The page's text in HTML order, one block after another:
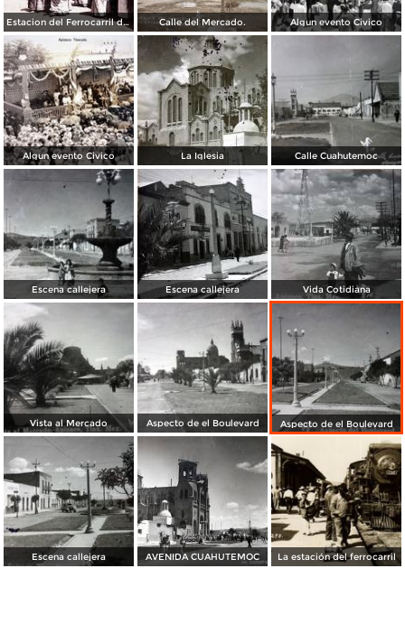
Estacion del Ferrocarril de Apizaco, Tlaxcala por el Fotógrafo Abel Briquet.. Calle del Mercado. Algun evento Civico
Algun evento Civico La Iglesia Calle Cuahutemoc
Escena callejera Escena callejera Vida Cotidiana
Vista al Mercado Aspecto de el Boulevard Aspecto de el Boulevard
Escena callejera AVENIDA CUAHUTEMOC La estación del ferrocarril